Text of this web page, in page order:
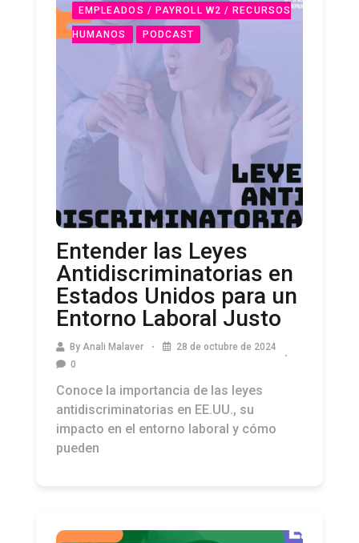
HUMANOS PODCAST
Entender las Leyes
Antidiscriminatorias en
Estados Unidos para un
Entorno Laboral Justo
0
antidiscriminatorias en EE.UU., su
impacto en el entorno laboral y cómo
pueden